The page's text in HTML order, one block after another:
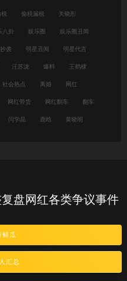
税 偷税漏税 关晓彤
八卦 娱乐圈 娱乐圈丑闻
抄袭 明星丑闻 明星代言
汪苏泷 爆料 王鹤棣
社会热点 离婚 网红
网红带货 网红翻车 翻车
闫学晶 鹿晗 黄晓明
盘网红各类争议事件
鲜瓜
汇总